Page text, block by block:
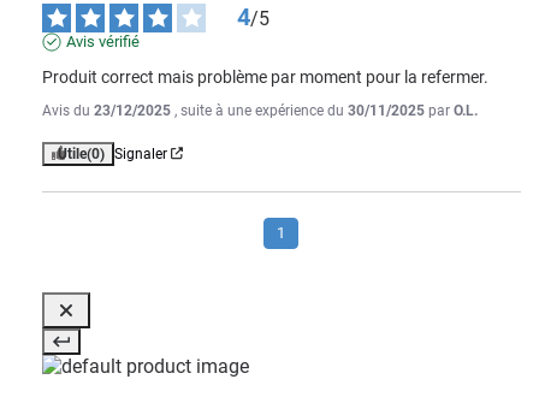
4/5
Avis vérifié
Produit correct mais problème par moment pour la refermer.
Avis du 23/12/2025 , suite à une expérience du 30/11/2025 par O.L.
Utile(0) Signaler
1